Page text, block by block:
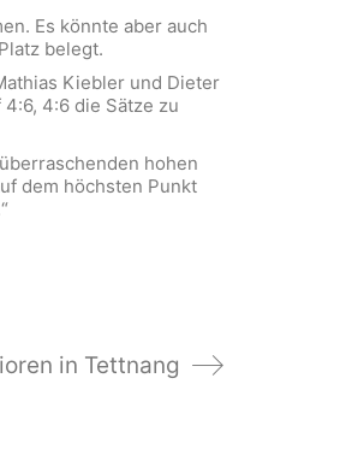
Es könnte aber auch
belegt.
Kiebler und Dieter
4:6 die Sätze zu
hohen
dem höchsten Punkt
in Tettnang